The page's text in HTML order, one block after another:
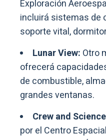
Exploración
incluirá sistemas de
soporte vital,
Lunar View: Otro
ofrecerá
de combustible,
grandes ventanas.
Crew and
por el Centro